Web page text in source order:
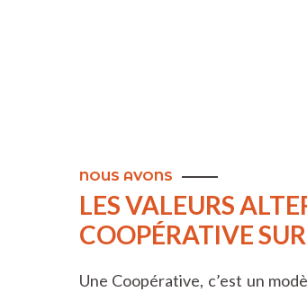
NOUS AVONS
LES VALEURS
COOPÉRATIVE
Une Coopérative, c’est un